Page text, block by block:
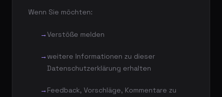
Wenn Sie möchten:
Verstöße melden
weitere Informationen zu dieser
Datenschutzerklärung erhalten
Feedback, Vorschläge, Kommentare zu